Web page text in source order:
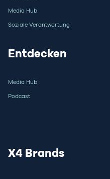
Media Hub
Soziale Verantwortung
Entdecken
Media Hub
Podcast
X4 Brands